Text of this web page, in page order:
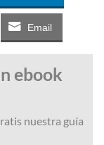
Email